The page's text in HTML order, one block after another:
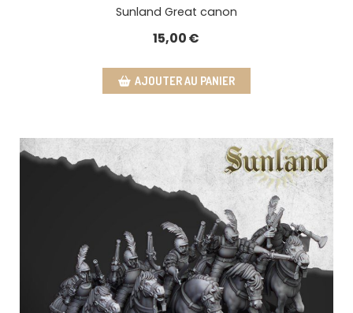
Sunland Great canon
15,00€
AJOUTER AU PANIER